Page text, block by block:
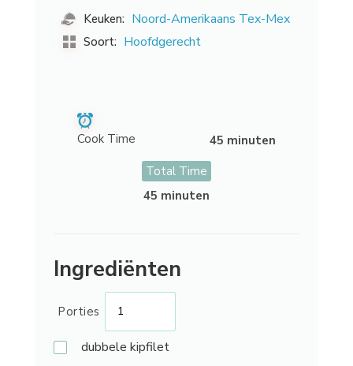
Keuken: Noord-Amerikaans Tex-Mex
Soort: Hoofdgerecht
Cook Time
45 minuten
Total Time
45 minuten
Ingrediënten
Porties
dubbele kipfilet